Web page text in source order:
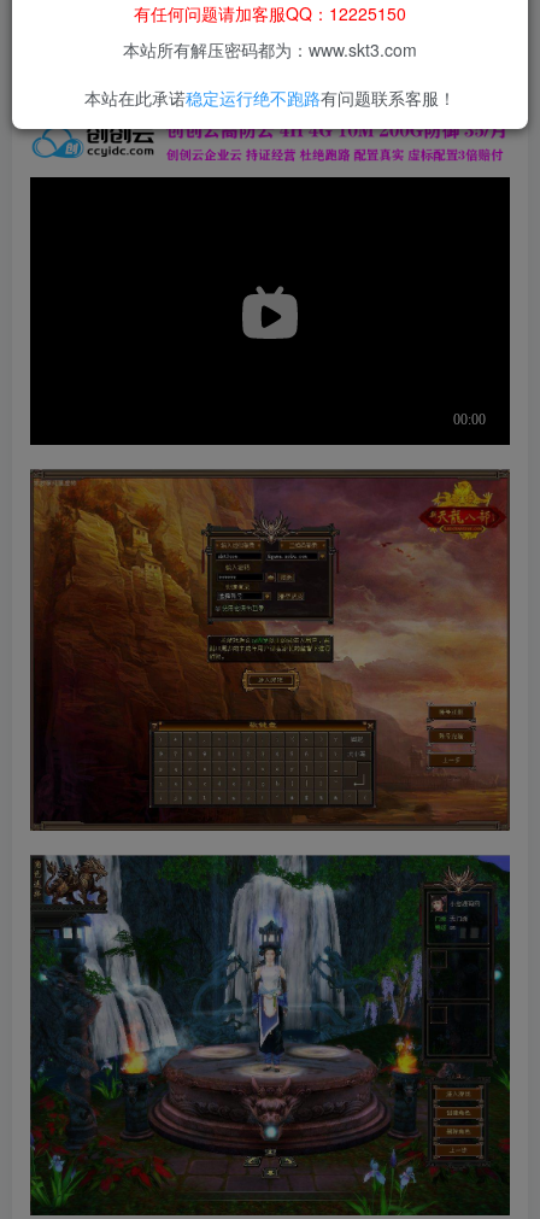
果由使用者自行承担。
有任何问题请加客服QQ：12225150
本站所有解压密码都为：www.skt3.com
本站在此承诺稳定运行绝不跑路有问题联系客服！